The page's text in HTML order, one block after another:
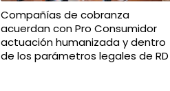
Compañías de cobranza
acuerdan con Pro Consumidor
actuación humanizada y dentro
de los parámetros legales de RD